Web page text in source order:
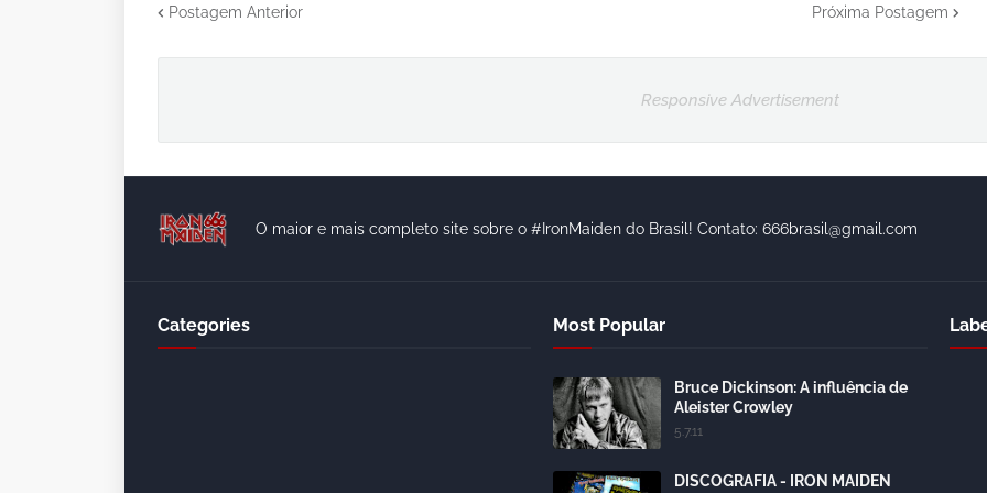
Postagem Anterior Próxima Postagem
Responsive Advertisement
O maior e mais completo site sobre o #IronMaiden do Brasil! Contato: 666brasil@gmail.com
Categories Most Popular
Bruce Dickinson: A influência de
Aleister Crowley
5.7.11
DISCOGRAFIA - IRON MAIDEN